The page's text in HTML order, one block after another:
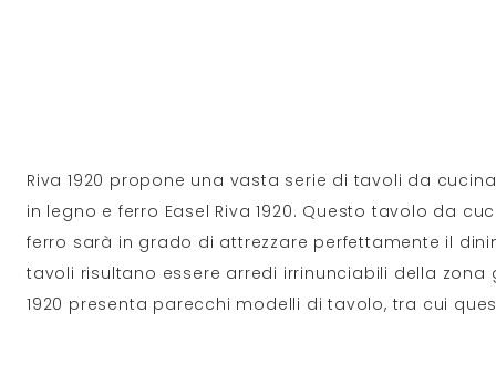
Riva 1920 propone una vasta serie di tavoli da
in legno e ferro Easel Riva 1920. Questo tavolo da
ferro sarà in grado di attrezzare perfettamente il
tavoli risultano essere arredi irrinunciabili della zona
1920 presenta parecchi modelli di tavolo, tra cui